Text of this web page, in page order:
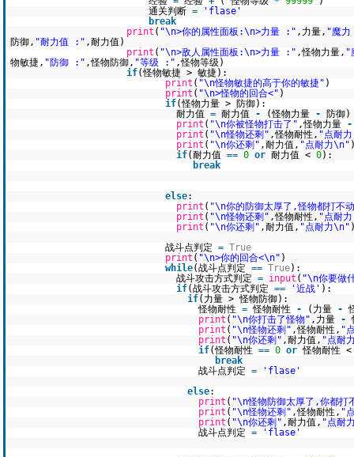
通关判断 =
'flase'
break
print ( "\n>你的属性面板:\n>力量 :" ,力量, "魔
防御, "耐力值 :" ,耐力值)
print ( "\n>敌人属性面板:\n>力量 :" ,怪物力量, "
物敏捷, "防御 :" ,怪物防御, "等级 :" ,怪物等级)
if(怪物敏捷 > 敏捷):
print ( "\n怪物敏捷的高于你的敏捷" )
print ( "\n>怪物的回合<" )
if(怪物力量 > 防御):
耐力值 = 耐力值 - (怪物力量 -
防御)
print ( "\n你被怪物打击了" ,怪物力量 -
print ( "\n怪物还剩" ,怪物耐性, "点耐
print ( "\n你还剩" ,耐力值, "点耐力\n"
if(耐力值 == 0 or 耐力值 < 0):
break
else:
print ( "\n你的防御太厚了,怪物都打不
print ( "\n怪物还剩" ,怪物耐性, "点耐
print ( "\n你还剩" ,耐力值, "点耐力\n"
战斗点判定 = True
print ( "\n>你的回合<\n" )
while(战斗点判定 == True):
战斗攻击方式判定 = input ( "\n你要做
if(战斗攻击方式判定 == '近战' ):
if(力量 > 怪物防御):
怪物耐性 = 怪物耐性 - (力量 -
print ( "\n你打击了怪物" ,力量 -
print ( "\n怪物还剩" ,怪物耐性, "
print ( "\n你还剩" ,耐力值, "点耐
if(怪物耐性 == 0 or 怪物耐性
break
战斗点判定 =
'flase'
else:
print ( "\n怪物防御太厚了,你都打
print ( "\n怪物还剩" ,怪物耐性, "
print ( "\n你还剩" ,耐力值, "点耐
战斗点判定 = 'flase'